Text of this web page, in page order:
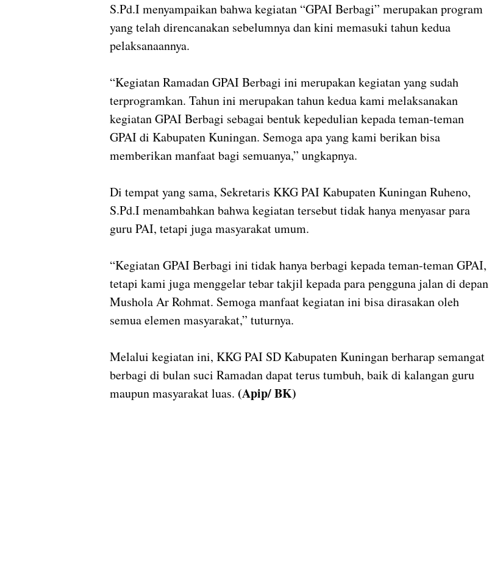
S.Pd.I menyampaikan bahwa kegiatan “GPAI Berbagi” merupakan program
yang telah direncanakan sebelumnya dan kini memasuki tahun kedua
pelaksanaannya.
“Kegiatan Ramadan GPAI Berbagi ini merupakan kegiatan yang sudah
terprogramkan. Tahun ini merupakan tahun kedua kami melaksanakan
kegiatan GPAI Berbagi sebagai bentuk kepedulian kepada teman-teman
GPAI di Kabupaten Kuningan. Semoga apa yang kami berikan bisa
memberikan manfaat bagi semuanya,” ungkapnya.
Di tempat yang sama, Sekretaris KKG PAI Kabupaten Kuningan Ruheno,
S.Pd.I menambahkan bahwa kegiatan tersebut tidak hanya menyasar para
guru PAI, tetapi juga masyarakat umum.
“Kegiatan GPAI Berbagi ini tidak hanya berbagi kepada teman-teman GPAI,
tetapi kami juga menggelar tebar takjil kepada para pengguna jalan di depan
Mushola Ar Rohmat. Semoga manfaat kegiatan ini bisa dirasakan oleh
semua elemen masyarakat,” tuturnya.
Melalui kegiatan ini, KKG PAI SD Kabupaten Kuningan berharap semangat
berbagi di bulan suci Ramadan dapat terus tumbuh, baik di kalangan guru
maupun masyarakat luas. (Apip/ BK)